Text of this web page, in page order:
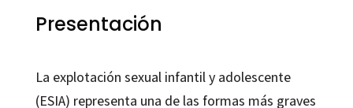
cantidad
Presentación
La explotación sexual infantil y adolescente
(ESIA) representa una de las formas más graves